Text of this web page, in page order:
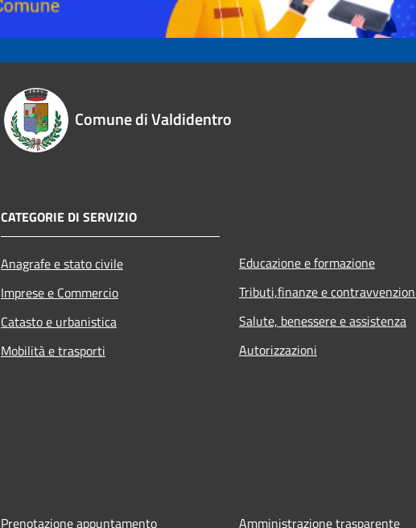
Comune di Valdidentro
CATEGORIE DI SERVIZIO
Anagrafe e stato civile
Imprese e Commercio
Catasto e urbanistica
Mobilità e trasporti
Educazione e formazione
Tributi,finanze e
Salute, benessere e assistenza
Autorizzazioni
Prenotazione appuntamento Amministrazione trasparente